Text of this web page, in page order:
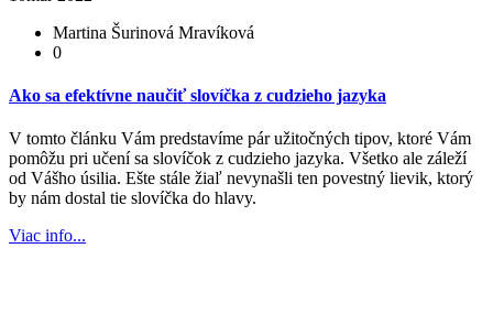
Martina Šurinová Mravíková
0
Ako sa efektívne naučiť slovíčka z cudzieho jazyka
V tomto článku Vám predstavíme pár užitočných tipov, ktoré Vám
pomôžu pri učení sa slovíčok z cudzieho jazyka. Všetko ale záleží
od Vášho úsilia. Ešte stále žiaľ nevynašli ten povestný lievik, ktorý
by nám dostal tie slovíčka do hlavy.
Viac info...